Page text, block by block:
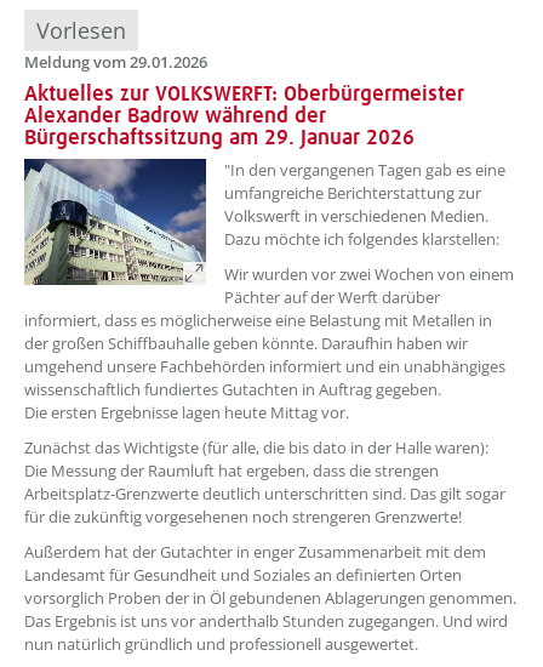
Vorlesen
Meldung vom 29.01.2026
Aktuelles zur VOLKSWERFT: Oberbürgermeister
Alexander Badrow während der
Bürgerschaftssitzung am 29. Januar 2026
??? absaetzeOben[1]/titel ???
"In den vergangenen Tagen gab es eine
umfangreiche Berichterstattung zur
Volkswerft in verschiedenen Medien.
Dazu möchte ich folgendes klarstellen:
Wir wurden vor zwei Wochen von einem
Pächter auf der Werft darüber
informiert, dass es möglicherweise eine Belastung mit Metallen in
der großen Schiffbauhalle geben könnte. Daraufhin haben wir
umgehend unsere Fachbehörden informiert und ein unabhängiges
wissenschaftlich fundiertes Gutachten in Auftrag gegeben.
Die ersten Ergebnisse lagen heute Mittag vor.
Zunächst das Wichtigste (für alle, die bis dato in der Halle waren):
Die Messung der Raumluft hat ergeben, dass die strengen
Arbeitsplatz-Grenzwerte deutlich unterschritten sind. Das gilt sogar
für die zukünftig vorgesehenen noch strengeren Grenzwerte!
Außerdem hat der Gutachter in enger Zusammenarbeit mit dem
Landesamt für Gesundheit und Soziales an definierten Orten
vorsorglich Proben der in Öl gebundenen Ablagerungen genommen.
Das Ergebnis ist uns vor anderthalb Stunden zugegangen. Und wird
nun natürlich gründlich und professionell ausgewertet.